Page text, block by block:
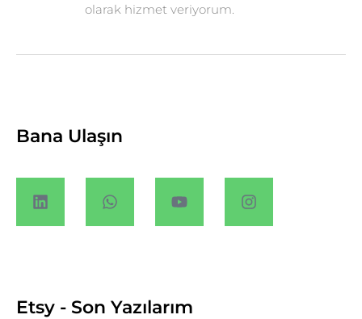
olarak hizmet veriyorum.
Bana Ulaşın
Etsy - Son Yazılarım